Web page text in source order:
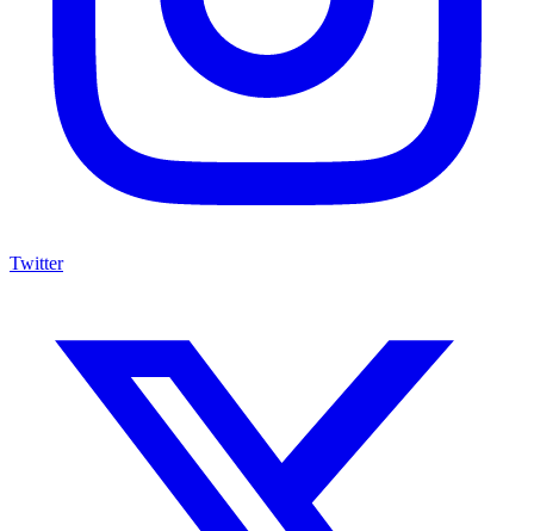
Twitter